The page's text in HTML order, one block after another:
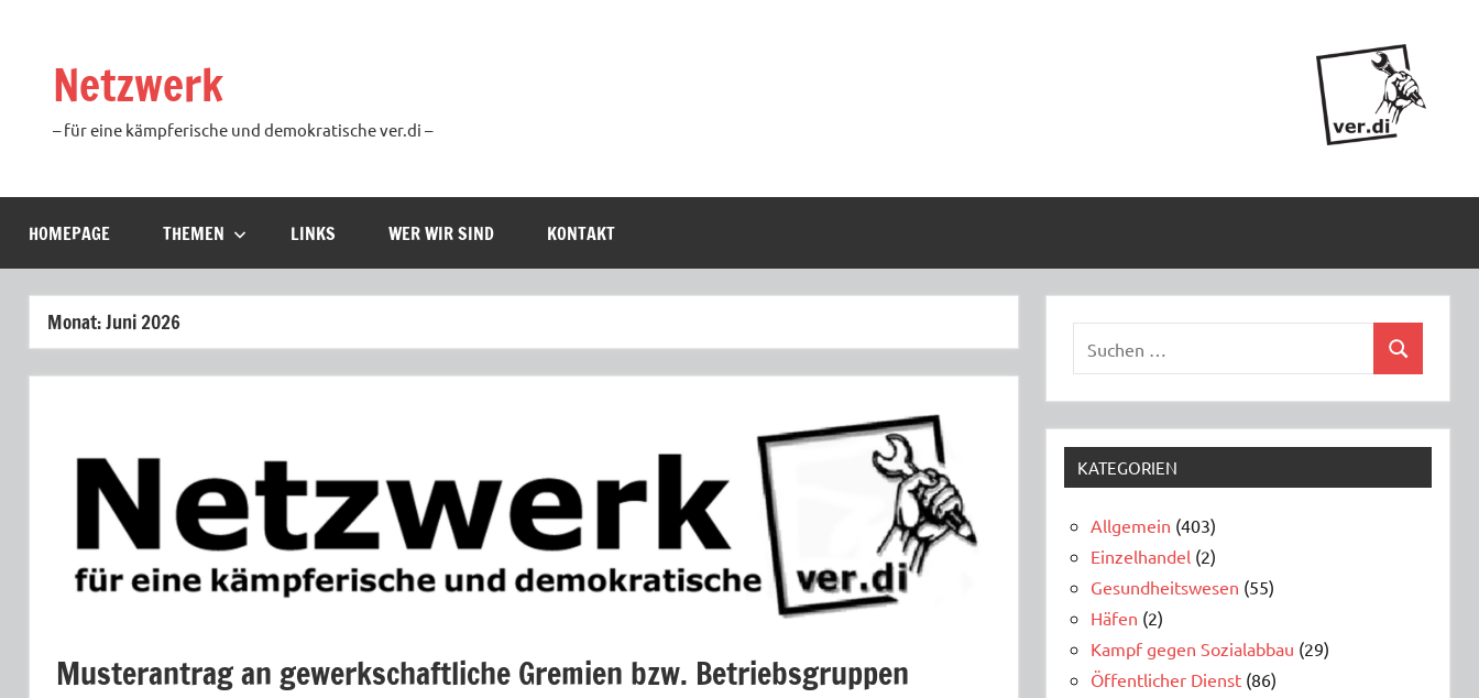
springenNetzwerk
– für eine kämpferische und demokratische ver.di –
HOMEPAGE THEMEN LINKS WER WIR SIND KONTAKT
Monat:Juni 2026
Musterantrag an gewerkschaftliche Gremien bzw. Betriebsgruppen
nach:
Suchen
KATEGORIEN
Allgemein (403)
Einzelhandel (2)
Gesundheitswesen (55)
Häfen (2)
Kampf gegen Sozialabbau (29)
Öffentlicher Dienst (86)